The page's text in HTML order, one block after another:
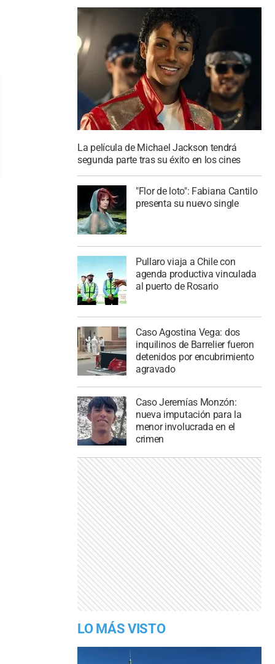
La película de Michael Jackson tendrá
segunda parte tras su éxito en los cines
"Flor de loto": Fabiana Cantilo
presenta su nuevo single
Pullaro viaja a Chile con
agenda productiva vinculada
al puerto de Rosario
Caso Agostina Vega: dos
inquilinos de Barrelier fueron
detenidos por encubrimiento
agravado
Caso Jeremías Monzón:
nueva imputación para la
menor involucrada en el
crimen
LO MÁS VISTO